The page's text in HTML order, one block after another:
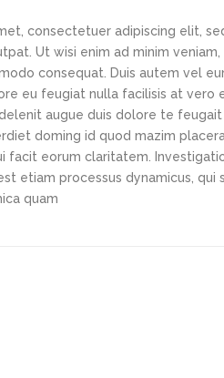
consectetuer adipiscing elit,
Ut wisi enim ad minim
consequat. Duis autem vel
eu feugiat nulla facilisis at vero
augue duis dolore te
doming id quod mazim
facit eorum claritatem.
etiam processus dynamicus,
quam